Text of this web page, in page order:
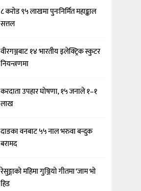
८ करोड ९५ लाखमा पुनःनिर्मित महाङ्काल
सत्तल
वीरगञ्जबाट १४ भारतीय इलेक्ट्रिक स्कुटर
नियन्त्रणमा
करदाता उपहार घोषणा, १५ जनाले १–१
लाख
दाङका वनबाट ५५ नाल भरुवा बन्दुक
बरामद
रेसुङ्गाको महिमा गुञ्जियो गीतमा ‘जाम भो
हिड